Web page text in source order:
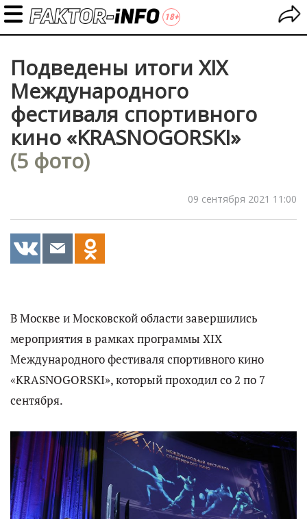
Подведены итоги XIX
Международного
фестиваля спортивного
кино «KRASNOGORSKI»
(5 фото)
09 сентября 2021 11:00
В Москве и Московской области завершились
мероприятия в рамках программы XIX
Международного фестиваля спортивного кино
«KRASNOGORSKI», который проходил со 2 по 7
сентября.